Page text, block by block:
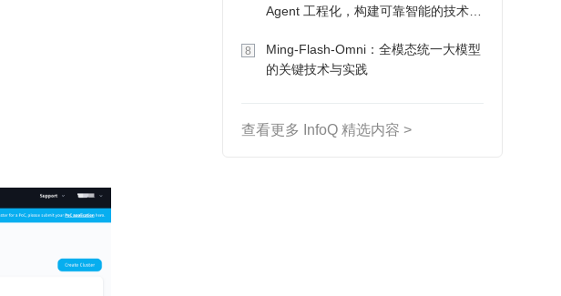
Agent 工程化，构建可靠智能的技术路
8
Ming-Flash-Omni：全模态统一大模型
的关键技术与实践
查看更多 InfoQ 精选内容 >